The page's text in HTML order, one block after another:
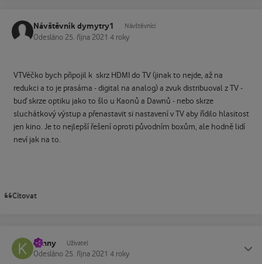
Návštěvník dymytry1 Návštěvníci
Odesláno 25. října 2021 4 roky
VTVéčko bych připojil k skrz HDMI do TV (jinak to nejde, až na
redukci a to je prasárna - digital na analog) a zvuk distribuoval z TV -
buď skrze optiku jako to šlo u Kaonů a Dawnů - nebo skrze
sluchátkový výstup a přenastavit si nastavení v TV aby řídilo hlasitost
jen kino. Je to nejlepší řešení oproti původním boxům, ale hodně lidí
neví jak na to.
Citovat
kenny Uživatel
Odesláno 25. října 2021 4 roky